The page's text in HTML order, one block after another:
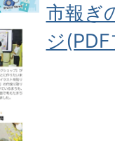
市報ぎ
ジ